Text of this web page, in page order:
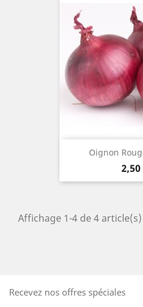
Oignon
Prix
2,50
Affichage 1-4 de 4 article(s)
Recevez nos offres spéciales